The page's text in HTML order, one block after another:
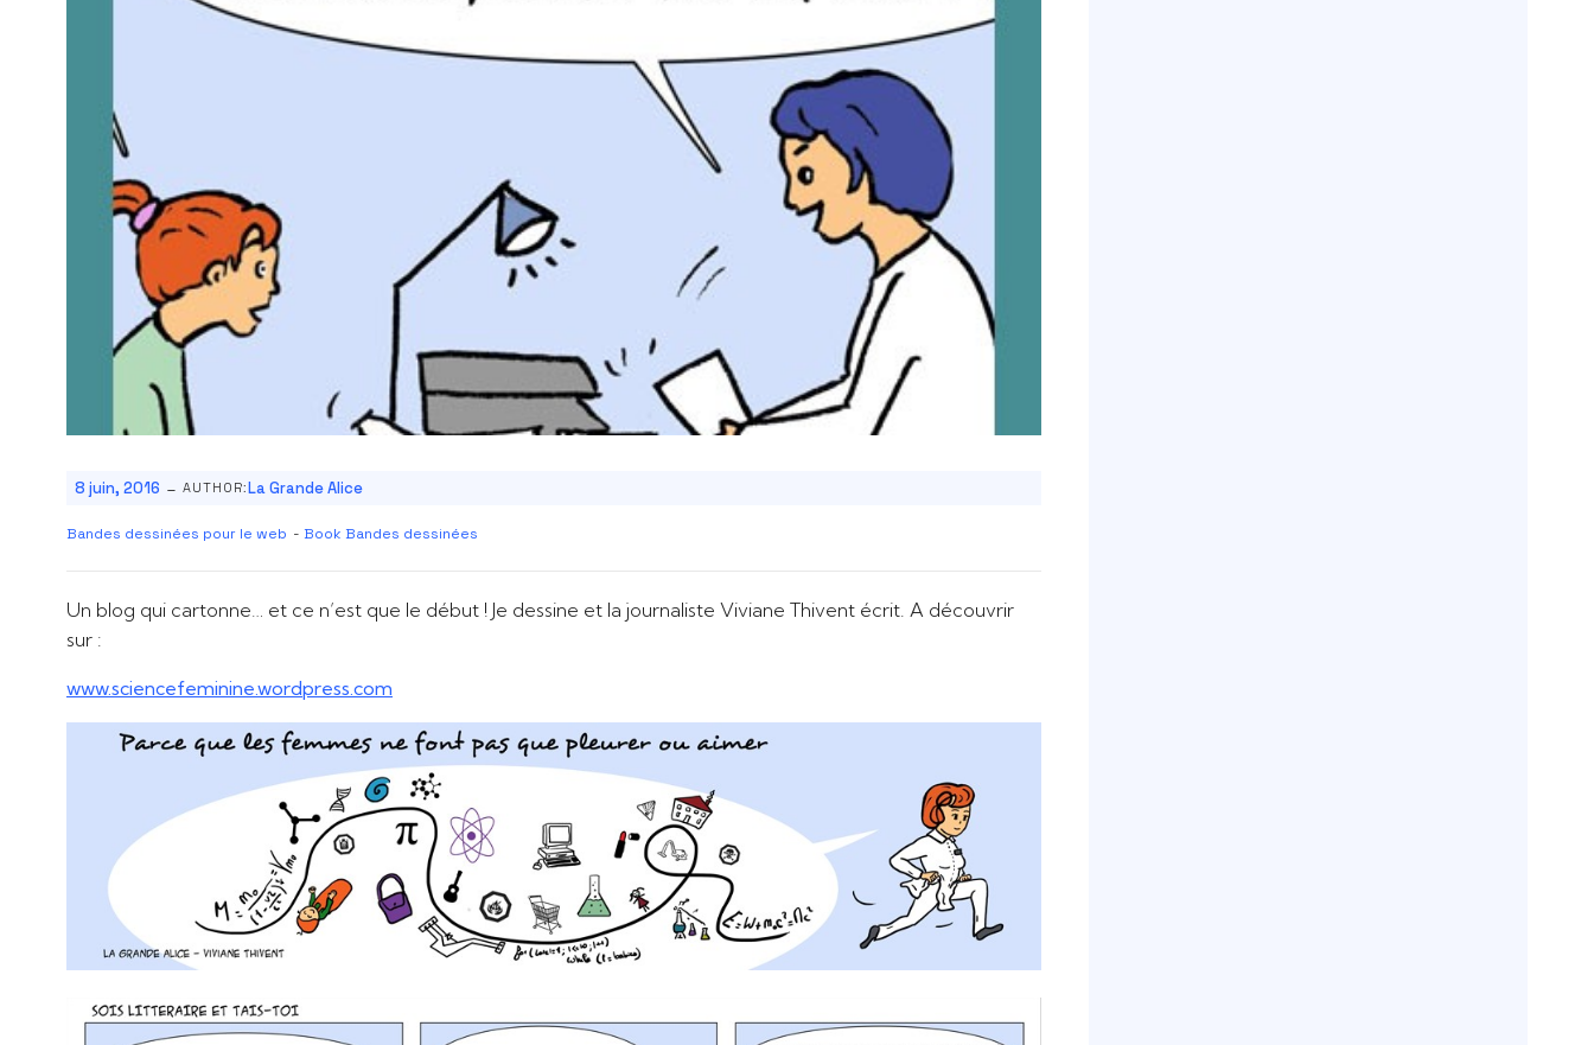
8 juin, 2016 - AUTHOR:La Grande Alice
Bandes dessinées pour le web - Book Bandes dessinées
Un blog qui cartonne… et ce n’est que le début ! Je dessine et la journaliste Viviane Thivent écrit. A découvrir
sur :
www.sciencefeminine.wordpress.com